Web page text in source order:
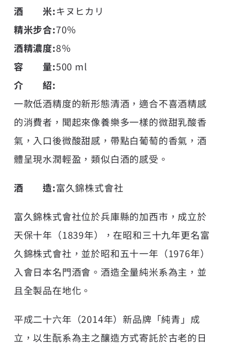
酒 米:キヌヒカリ
精米步合:70％
酒精濃度:8％
容 量:500 ml
介 紹:
一款低酒精度的新形態清酒，適合不喜酒精感
的消費者，聞起來像養樂多一樣的微甜乳酸香
氣，入口後微酸甜感，帶點白葡萄的香氣，酒
體呈現水潤輕盈，類似白酒的感受。
酒 造:富久錦株式會社
富久錦株式會社位於兵庫縣的加西市，成立於
天保十年（1839年），在昭和三十九年更名富
久錦株式會社，並於昭和五十一年（1976年）
入會日本名門酒會。酒造全量純米系為主，並
且全製品在地化。
平成二十六年（2014年）新品牌「純青」成
立，以生酛系為主之釀造方式寄託於古老的日